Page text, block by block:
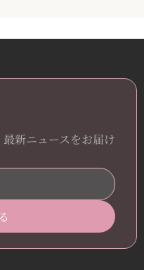
新ニュースをお届け